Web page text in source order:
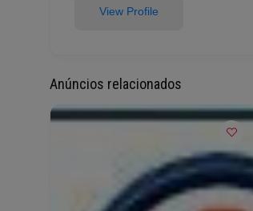
View Profile
Anúncios relacionados